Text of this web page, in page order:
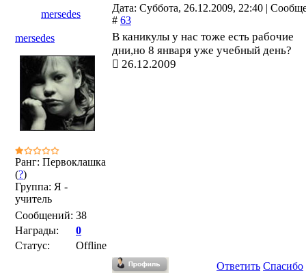
mersedes
Дата: Суббота, 26.12.2009, 22:40 |
# 63
mersedes
Ранг: Первоклашка
(?)
Группа: Я -
учитель
Сообщений: 38
Награды:
0
Статус:
Offline
В каникулы у нас тоже есть рабочие
дни,но 8 января уже учебный день?
26.12.2009
Ответить Спасибо